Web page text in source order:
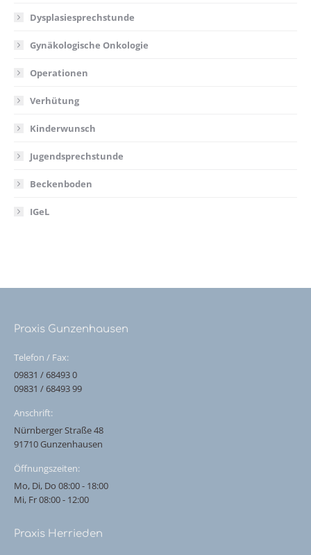
Dysplasiesprechstunde
Gynäkologische Onkologie
Operationen
Verhütung
Kinderwunsch
Jugendsprechstunde
Beckenboden
IGeL
Praxis Gunzenhausen
Telefon / Fax:
09831 / 68493 0
09831 / 68493 99
Anschrift:
Nürnberger Straße 48
91710 Gunzenhausen
Öffnungszeiten:
Mo, Di, Do 08:00 - 18:00
Mi, Fr 08:00 - 12:00
Praxis Herrieden